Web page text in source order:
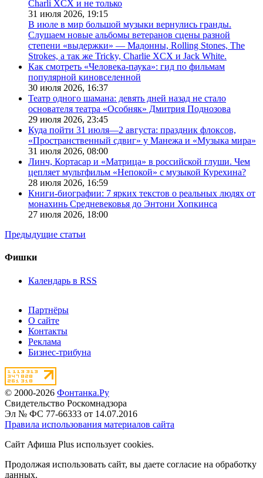
Charli XCX и не только
31 июля 2026, 19:15
В июле в мир большой музыки вернулись гранды.
Слушаем новые альбомы ветеранов сцены разной
степени «выдержки» — Мадонны, Rolling Stones, The
Strokes, а так же Tricky, Charlie XCX и Jack White.
Как смотреть «Человека-паука»: гид по фильмам
популярной киновселенной
30 июля 2026, 16:37
Театр одного шамана: девять дней назад не стало
основателя театра «Особняк» Дмитрия Поднозова
29 июля 2026, 23:45
Куда пойти 31 июля—2 августа: праздник флоксов,
«Пространственный сдвиг» у Манежа и «Музыка мира»
31 июля 2026, 08:00
Линч, Кортасар и «Матрица» в российской глуши. Чем
цепляет мультфильм «Непокой» с музыкой Курехина?
28 июля 2026, 16:59
Книги-биографии: 7 ярких текстов о реальных людях от
монахинь Средневековья до Энтони Хопкинса
27 июля 2026, 18:00
Предыдущие статьи
Фишки
Календарь в RSS
Партнёры
О сайте
Контакты
Реклама
Бизнес-трибуна
© 2000-2026 Фонтанка.Ру
Свидетельство Роскомнадзора
Эл № ФС 77-66333 от 14.07.2016
Правила использования материалов сайта
Сайт Афиша Plus использует cookies.
Продолжая использовать сайт, вы даете согласие на обработку
данных.